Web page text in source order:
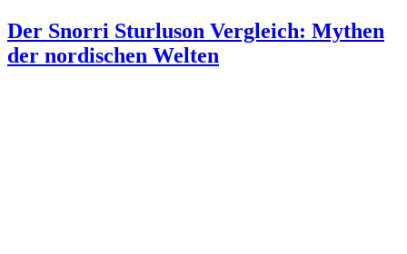
Der Snorri Sturluson Vergleich: Mythen
der nordischen Welten